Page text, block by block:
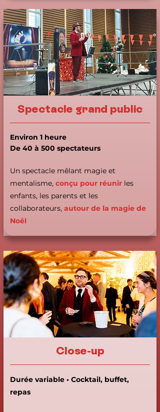
Spectacle grand public
Environ 1 heure
De 40 à 500 spectateurs
Un spectacle mêlant magie et
mentalisme, conçu pour réunir les
enfants, les parents et les
collaborateurs, autour de la magie de
Noël
Close-up
Durée variable • Cocktail, buffet,
repas